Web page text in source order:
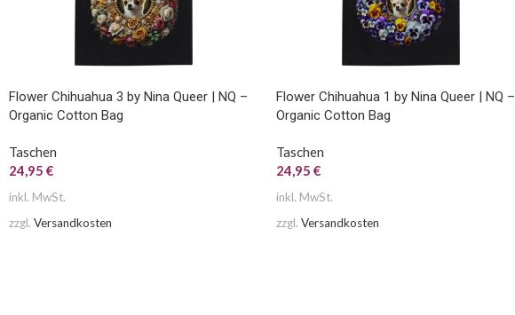
Flower Chihuahua 3 by Nina Queer | NQ –
Organic Cotton Bag
Taschen
24,95 €
inkl. MwSt.
zzgl. Versandkosten
Flower Chihuahua 1 by Nina Queer | NQ –
Organic Cotton Bag
Taschen
24,95 €
inkl. MwSt.
zzgl. Versandkosten